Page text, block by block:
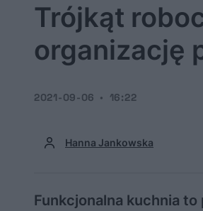
Trójkąt
organizację
Hanna Jankowska
2021-09-06 16:22
Funkcjonalna kuchnia